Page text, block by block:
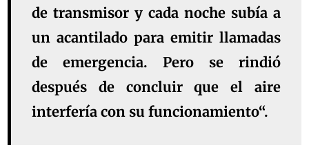
detransmisor y cada noche subía a
un acantilado para emitir llamadas
de emergencia. Pero se rindió
después de concluir que el aire
interfería con su funcionamiento“.